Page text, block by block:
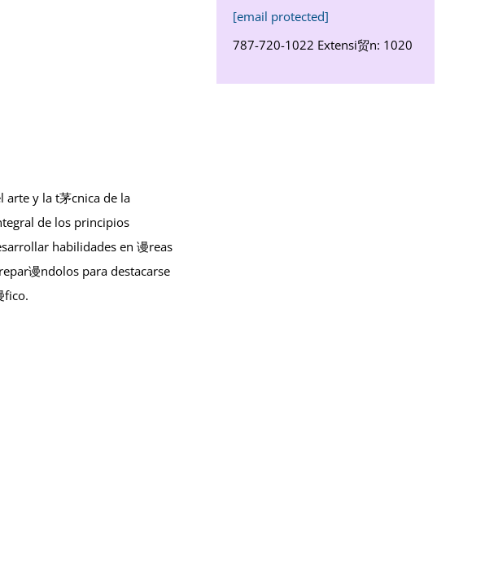
arte y la t茅cnica de la
de los principios
habilidades en 谩reas
谩ndolos para destacarse
fico.
[email protected]
787-720-1022 Extensi贸n: 1020